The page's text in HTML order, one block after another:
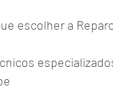
escolher a